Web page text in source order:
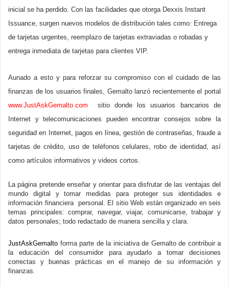
inicial se ha perdido. Con las facilidades que otorga Dexxis Instant
Issuance, surgen nuevos modelos de distribución tales como: Entrega
de tarjetas urgentes, reemplazo de tarjetas extraviadas o robadas y
entrega inmediata de tarjetas para clientes VIP.
Aunado a esto y para reforzar su compromiso con el cuidado de las
finanzas de los usuarios finales, Gemalto lanzó recientemente el portal
www.JustAskGemalto.com
sitio donde los usuarios bancarios de
Internet y telecomunicaciones pueden encontrar consejos sobre la
seguridad en Internet, pagos en línea, gestión de contraseñas, fraude a
tarjetas de crédito, uso de teléfonos celulares, robo de identidad, así
como artículos informativos y videos cortos.
La página pretende enseñar y orientar para disfrutar de las ventajas del
mundo digital y tomar medidas para proteger sus identidades e
información financiera personal. El sitio Web están organizado en seis
temas principales: comprar, navegar, viajar, comunicarse, trabajar y
datos personales; todo redactado de manera sencilla y clara.
JustAskGemalto forma parte de la iniciativa de Gemalto de contribuir a
la educación del consumidor para ayudarlo a tomar decisiones
correctas y buenas prácticas en el manejo de su información y
finanzas.